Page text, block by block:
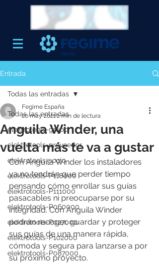
Entrada
Todas las entradas
elektrotools-grupo
elektrotools-proveedor
elektrotools-socio
elektrotools-P118000
elektrotools-P111000
elektrotools-P060000
elektrotools-P027000
elektrotools-P102000
elektrotools-P087000
Todas las entradas
Anguila Winder, una
vuelta más te va a gustar
Fegime España
20 may 20212 min de lectura
Con Anguila Winder los instaladores
ya no tendrán que perder tiempo
pensando cómo enrollar sus guías
pasacables ni preocuparse por su
integridad. Con Anguila Winder
podrán recoger, guardar y proteger
sus guías de una manera rápida,
cómoda y segura para lanzarse a por
su próximo proyecto.